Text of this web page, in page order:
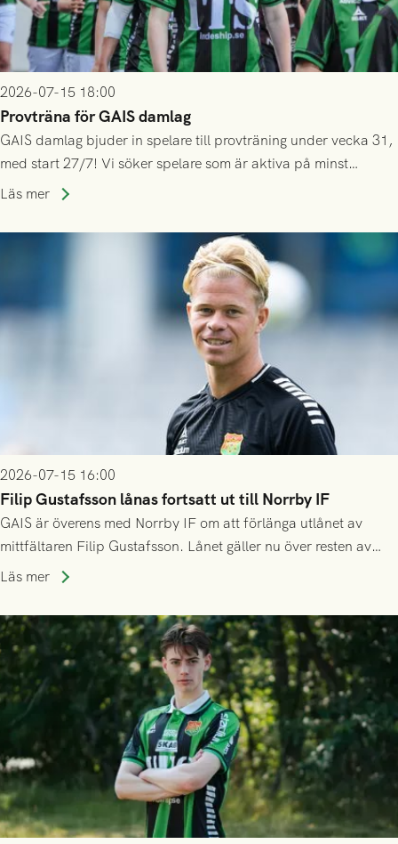
2026-07-15 18:00
Provträna för GAIS damlag
GAIS damlag bjuder in spelare till provträning under vecka 31,
med start 27/7! Vi söker spelare som är aktiva på minst
division 3-nivå.
Läs mer
2026-07-15 16:00
Filip Gustafsson lånas fortsatt ut till Norrby IF
GAIS är överens med Norrby IF om att förlänga utlånet av
mittfältaren Filip Gustafsson. Lånet gäller nu över resten av
säsongen 2026.
Läs mer